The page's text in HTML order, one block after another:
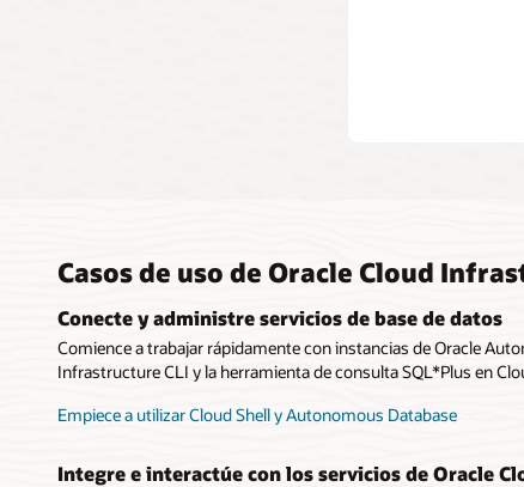
Casos de uso de Oracle Cloud
Conecte y administre servicios de base de datos
Comience a trabajar rápidamente con instancias de Oracle
Infrastructure CLI y la herramienta de consulta SQL*Plus en
Empiece a utilizar Cloud Shell y Autonomous Database
Integre e interactúe con los servicios de Oracle